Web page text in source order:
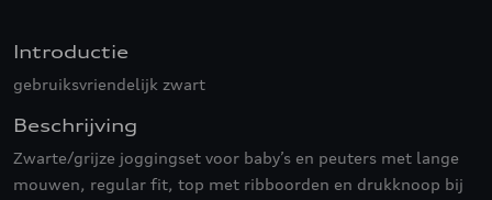
Introductie
gebruiksvriendelijk zwart
Beschrijving
Zwarte/grijze joggingset voor baby’s en peuters met lange
mouwen, regular fit, top met ribboorden en drukknoop bij